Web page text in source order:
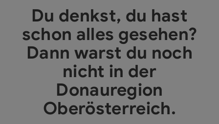
Du denkst, du hast
schon alles gesehen?
Dann warst du noch
nicht in der
Donauregion
Oberösterreich.